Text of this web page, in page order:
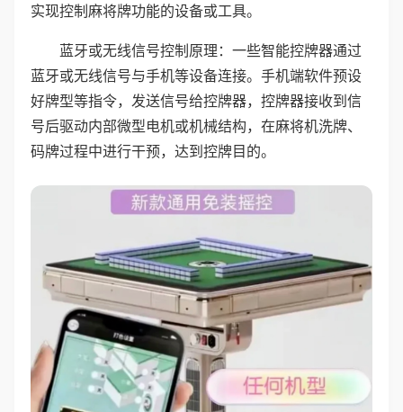
实现控制麻将牌功能的设备或工具。
蓝牙或无线信号控制原理：一些智能控牌器通过
蓝牙或无线信号与手机等设备连接。手机端软件预设
好牌型等指令，发送信号给控牌器，控牌器接收到信
号后驱动内部微型电机或机械结构，在麻将机洗牌、
码牌过程中进行干预，达到控牌目的。